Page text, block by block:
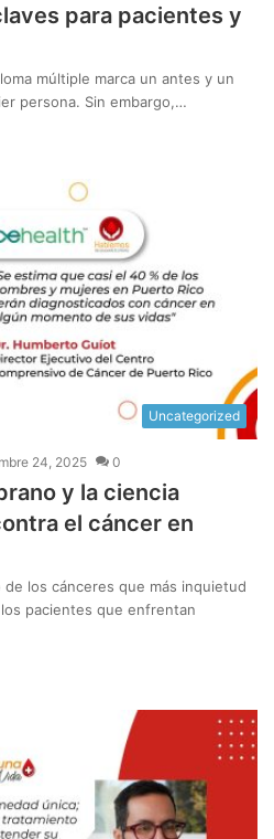
para pacientes y
múltiple marca un antes y un
persona. Sin embargo,…
Uncategorized
24, 2025 0
y la ciencia
el cáncer en
los cánceres que más inquietud
pacientes que enfrentan